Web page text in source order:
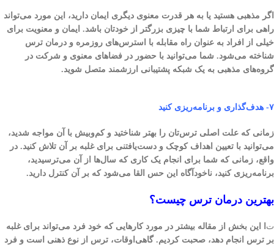
اگر مذهبی هستید یا به هر قدرت معنوی دیگری ایمان دارید، این مورد می‌تواند
راهی برای ارتباط شما با چیزی بزرگتر از خودتان باشد. ایمان و معنویت برای
خیلی از افراد به عنوان راه مقابله با استرس‌های روزمره و درمان ترس
شناخته می‌شود. شما می‌توانید با حضور در فضاهای معنوی و شرکت در
گروه‌های مذهبی به یک شبکه پشتیبانی ارزشمند متصل شوید.
۷- هدف‌گذاری و برنامه‌ریزی کنید
زمانی که علت اصلی ترس‌تان را بهتر شناختید و کم‌وبیش با آن مواجه شدید،
می‌توانید با تعیین اهداف کوچک و دست‌یافتنی برای غلبه بر آن تلاش کنید. در
واقع، زمانی که شما برای انجام یک کاری که سال‌ها از آن می‌ترسیدید،
برنامه‌ریزی کنید، ناخودآگاه این حس القا می‌شود که بر آن کنترل دارید.
بهترین درمان ترس چیست؟
ت ا این بخش از مقاله بیشتر در مورد کارهایی که خود فرد می‌تواند برای غلبه
بر ترس انجام دهد، صحبت کردیم. گاهی‌اوقات، ترس از نوع ذهنی است و فرد